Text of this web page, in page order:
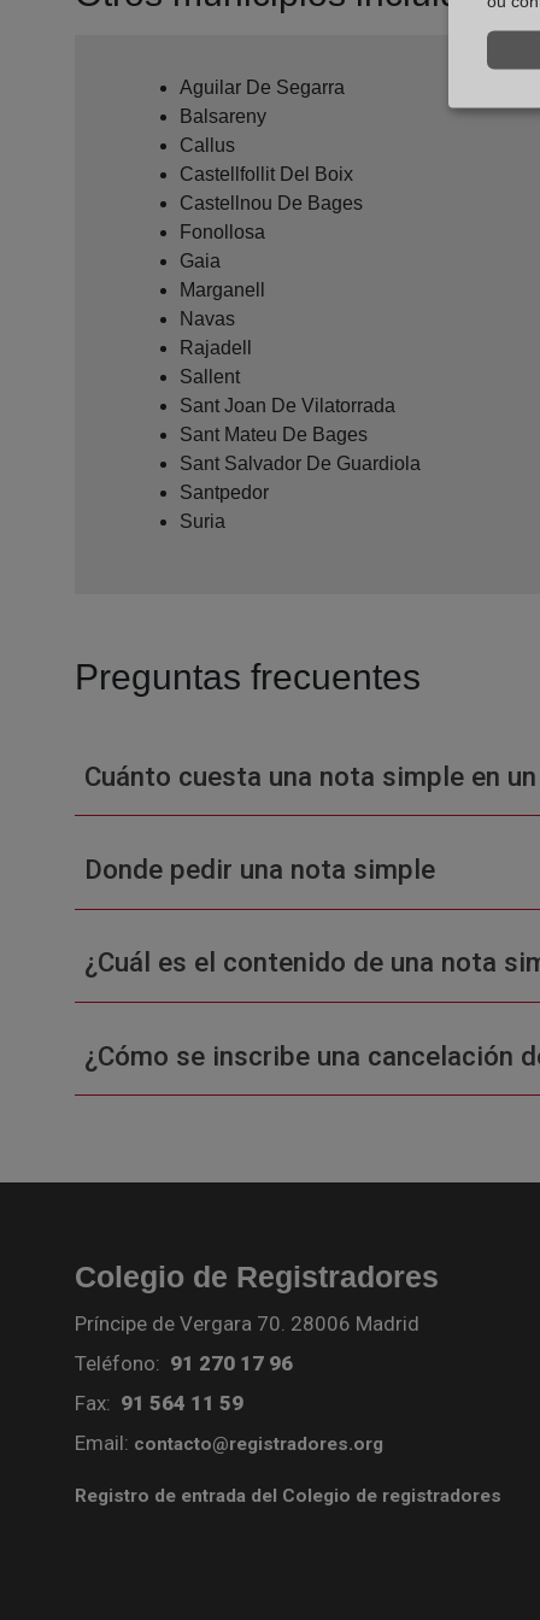
Aguilar De Segarra
Balsareny
Callus
Castellfollit Del Boix
Castellnou De Bages
Fonollosa
Gaia
Marganell
Navas
Rajadell
Sallent
Sant Joan De Vilatorrada
Sant Mateu De Bages
Sant Salvador De Guardiola
Santpedor
Suria
Preguntas frecuentes
Cuánto cuesta una nota simple en
Donde pedir una nota simple
¿Cuál es el contenido de una nota
¿Cómo se inscribe una cancelación
Colegio de Registradores
Príncipe de Vergara 70. 28006 Madrid
Teléfono: 91 270 17 96
Fax: 91 564 11 59
Email: contacto@registradores.org
Registro de entrada del Colegio de registradores